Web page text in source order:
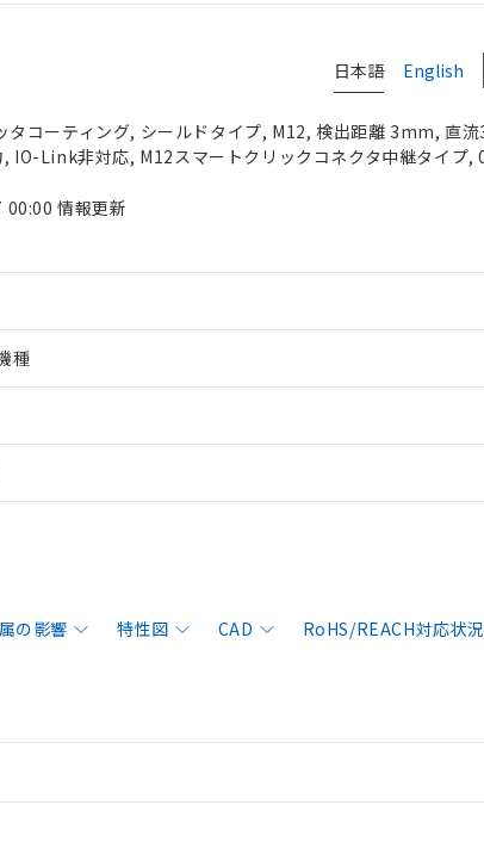
日本語 English
タコーティング, シールドタイプ, M12, 検出距離 3mm, 直流
, IO-Link非対応, M12スマートクリックコネクタ中継タイプ,
情報更新
種
の影響 特性図 CAD
RoHS/REACH対応状況